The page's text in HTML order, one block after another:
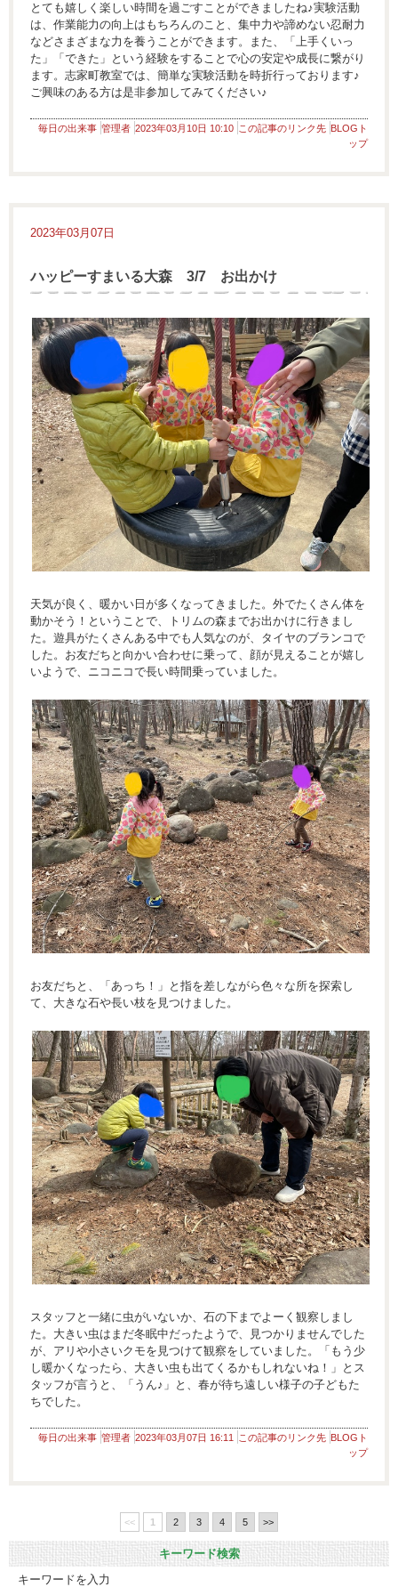
とても嬉しく楽しい時間を過ごすことができましたね♪実験活動
は、作業能力の向上はもちろんのこと、集中力や諦めない忍耐力
などさまざまな力を養うことができます。また、「上手くいっ
た」「できた」という経験をすることで心の安定や成長に繋がり
ます。志家町教室では、簡単な実験活動を時折行っております♪
ご興味のある方は是非参加してみてください♪
毎日の出来事 管理者 2023年03月10日 10:10 この記事のリンク先 BLOGト
ップ
2023年03月07日
ハッピーすまいる大森 3/7 お出かけ
天気が良く、暖かい日が多くなってきました。外でたくさん体を
動かそう！ということで、トリムの森までお出かけに行きまし
た。遊具がたくさんある中でも人気なのが、タイヤのブランコで
した。お友だちと向かい合わせに乗って、顔が見えることが嬉し
いようで、ニコニコで長い時間乗っていました。
お友だちと、「あっち！」と指を差しながら色々な所を探索し
て、大きな石や長い枝を見つけました。
スタッフと一緒に虫がいないか、石の下までよーく観察しまし
た。大きい虫はまだ冬眠中だったようで、見つかりませんでした
が、アリや小さいクモを見つけて観察をしていました。「もう少
し暖かくなったら、大きい虫も出てくるかもしれないね！」とス
タッフが言うと、「うん♪」と、春が待ち遠しい様子の子どもた
ちでした。
毎日の出来事 管理者 2023年03月07日 16:11 この記事のリンク先 BLOGト
ップ
<< 1 2 3 4 5 >>
キーワード検索
キーワードを入力